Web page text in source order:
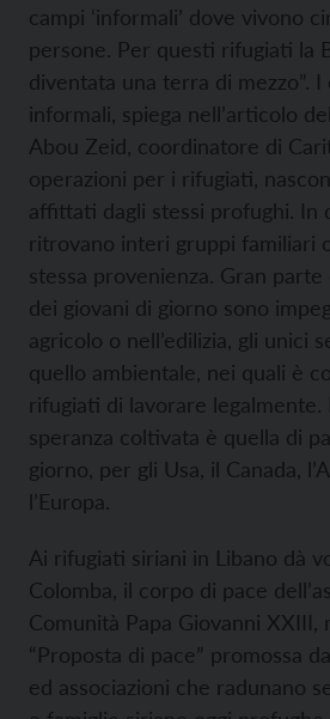
campi ‘informali’ dove vivono
persone. Per questi rifugiati la
diventata una terra di mezzo”. I
informali, spiega nell’articolo
Abou Zeid, coordinatore di
operazioni per i rifugiati,
affittati dagli stessi profughi. In
ritrovano interi gruppi familiari
stessa provenienza. Gran
dei giovani di giorno sono
agricolo o nell’edilizia, gli unici
quello ambientale, nei quali è
rifugiati di lavorare legalmente.
speranza coltivata è quella di
giorno, per gli Usa, il Canada,
l’Europa.
Ai rifugiati siriani in Libano dà
Colomba, il corpo di pace
Comunità Papa Giovanni XXIII,
“Proposta di pace” promossa
ed associazioni che radunano